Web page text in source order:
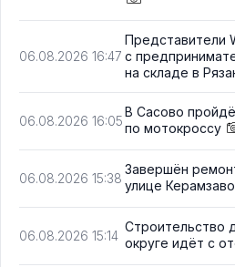
06.08.2026 16:47
Представители
с
на складе в
06.08.2026 16:05
В Сасово
по мотокроссу
06.08.2026 15:38
Завершён
улице
06.08.2026 15:14
Строительство
округе идёт с